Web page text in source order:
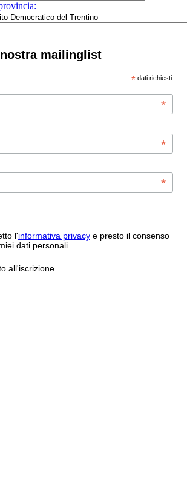
mailinglist
* dati richiesti
*
*
*
l'informativa privacye presto il consenso
dati personali
all'iscrizione